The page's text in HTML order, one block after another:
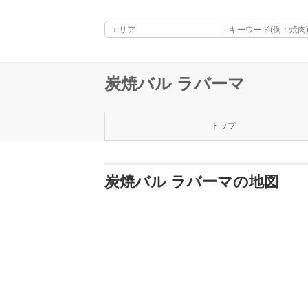
炭焼バル ラバーマ
トップ
炭焼バル ラバーマの地図